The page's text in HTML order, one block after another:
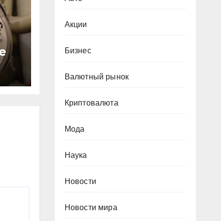
Акции
Бизнес
Валютный рынок
Криптовалюта
Мода
Наука
Новости
Новости мира